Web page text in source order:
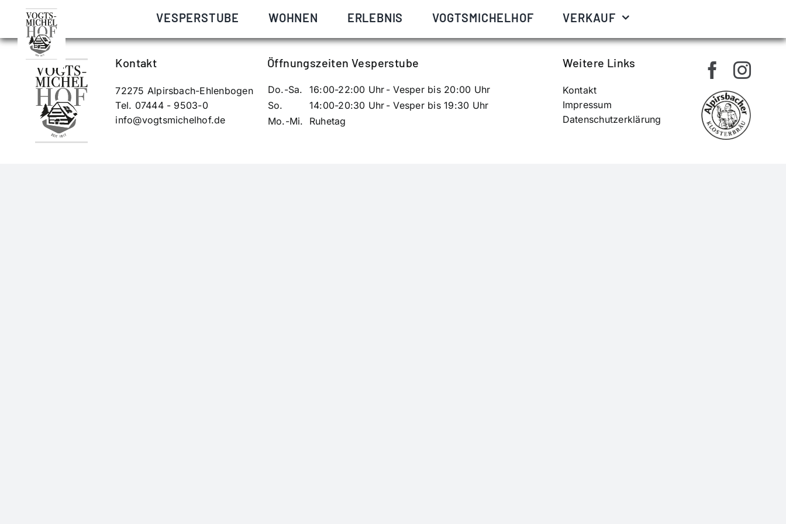
springen
VESPERSTUBE WOHNEN ERLEBNIS VOGTSMICHELHOF VERKAUF
Schillinger, Johannes. Übergab den Hof an die Tochter Barbara Schillinger, die sich mit Johannes Eberhardt aus Büchenberg verheiratete.
Kontakt
72275 Alpirsbach-Ehlenbogen
Tel. 07444 - 9503-0
info@vogtsmichelhof.de
Öffnungszeiten Vesperstube
Do.-Sa. 16:00-22:00 Uhr - Vesper bis 20:00 Uhr
So.
14:00-20:30 Uhr - Vesper bis 19:30 Uhr
Mo.-Mi.
Ruhetag
Weitere Links
Kontakt
Impressum
Datenschutzerklärung